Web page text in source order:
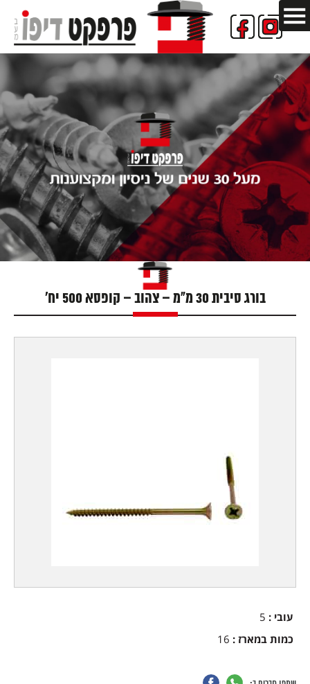
בורג סיבית 30 מ"מ – צהוב – קופסא 500 יח'
עובי :
5
כמות במארז :